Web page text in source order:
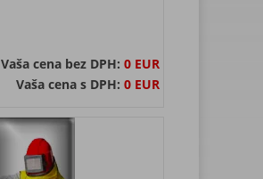
Vaša cena bez DPH: 0 EUR
Vaša cena s DPH: 0 EUR